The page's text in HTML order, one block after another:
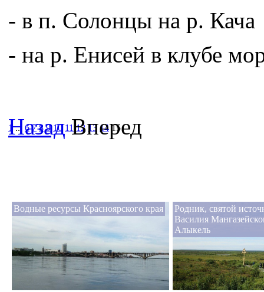
- в п. Солонцы на р. Кача
- на р. Енисей в клубе
1 ... 6 7 8 9 10 11 12 13 14 15
Назад Вперед
Водные ресурсы Красноярского края
Родник, святой
Василия
Алыкель